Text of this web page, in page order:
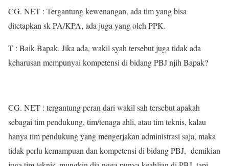
CG. NET : Tergantung kewenangan, ada tim yang bisa
ditetapkan sk PA/KPA, ada juga yang oleh PPK.
T : Baik Bapak. Jika ada, wakil syah tersebut juga tidak ada
keharusan mempunyai kompetensi di bidang PBJ njih Bapak?
CG. NET : tergantung peran dari wakil sah tersebut apakah
sebagai tim pendukung, tim/tenaga ahli, atau tim teknis, kalau
hanya tim pendukung yang mengerjakan administrasi saja, maka
tidak perlu kemampuan dan kompetensi di bidang PBJ, demikian